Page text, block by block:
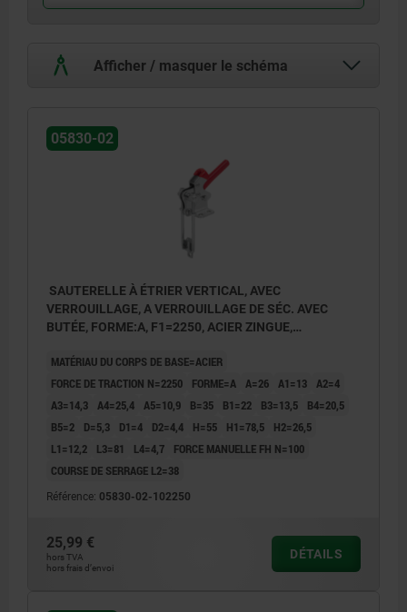
Afficher / masquer le schéma
05830-02
SAUTERELLE À ÉTRIER VERTICAL, AVEC
VERROUILLAGE, A VERROUILLAGE DE SÉC. AVEC
BUTÉE, FORME:A, F1=2250, ACIER ZINGUE,
MATÉRIAU DU CORPS DE BASE=ACIER
FORCE DE TRACTION N=2250
FORME=A A=26 A1=13 A2=4
A3=14,3 A4=25,4 A5=10,9 B=35 B1=22 B3=13,5
B4=20,5
B5=2
D=5,3 D1=4 D2=4,4 H=55 H1=78,5
H2=26,5
L1=12,2
L3=81 L4=4,7
FORCE MANUELLE FH N=100
COURSE DE SERRAGE L2=38
Référence: 05830-02-102250
25,99 €
hors TVA
hors frais d’envoi
DÉTAILS